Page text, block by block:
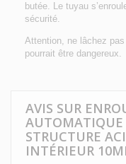
butée. Le tuyau
sécurité.
Attention, ne lâchez
pourrait être dangereux.
AVIS SUR
AUTOMATIQUE
STRUCTURE
INTÉRIEUR